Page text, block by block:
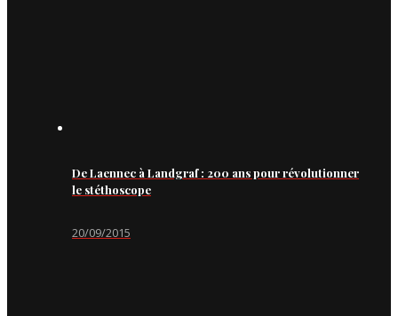
De Laennec à Landgraf : 200 ans pour révolutionner
le stéthoscope
20/09/2015